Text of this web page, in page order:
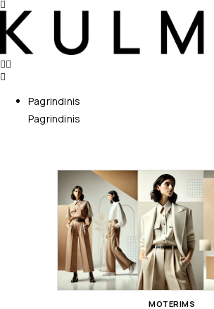
Pagrindinis
Pagrindinis
MOTERIMS